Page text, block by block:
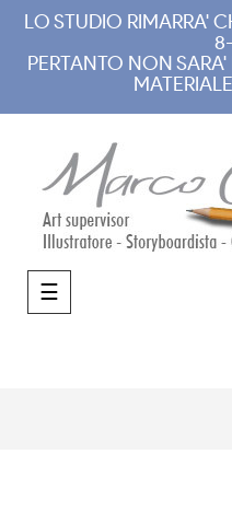
LO STUDIO RIMARRA'
PERTANTO NON
navigazione Toggle
☰